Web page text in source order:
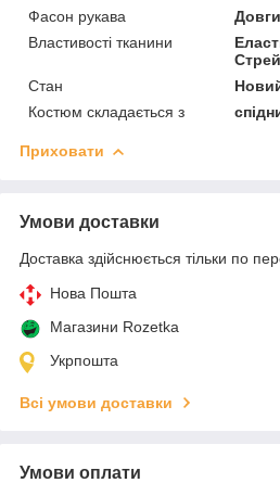
Фасон рукава
Властивості тканини
Стан
Костюм складається з
Приховати
Умови доставки
Доставка здійснюється тільки по
Нова Пошта
Магазини Rozetka
Укрпошта
Всі умови доставки
Умови оплати